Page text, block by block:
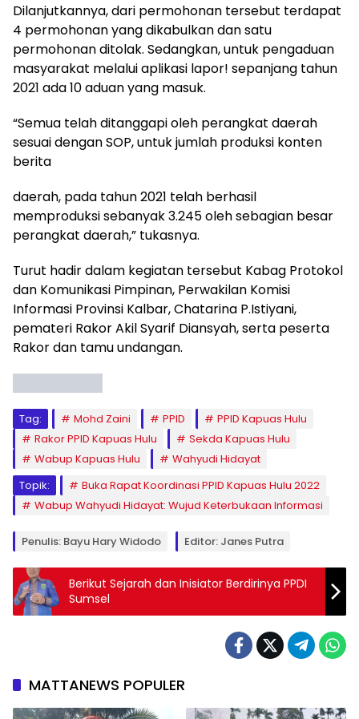
Dilanjutkannya, dari permohonan tersebut terdapat
4 permohonan yang dikabulkan dan satu
permohonan ditolak. Sedangkan, untuk pengaduan
masyarakat melalui aplikasi lapor! sepanjang tahun
2021 ada 10 aduan yang masuk.
“Semua telah ditanggapi oleh perangkat daerah
sesuai dengan SOP, untuk jumlah produksi konten
berita
daerah, pada tahun 2021 telah berhasil
memproduksi sebanyak 3.245 oleh sebagian besar
perangkat daerah,” tukasnya.
Turut hadir dalam kegiatan tersebut Kabag Protokol
dan Komunikasi Pimpinan, Perwakilan Komisi
Informasi Provinsi Kalbar, Chatarina P.Istiyani,
pemateri Rakor Akil Syarif Diansyah, serta peserta
Rakor dan tamu undangan.
Tag: Mohd Zaini PPID
PPID Kapuas Hulu
Rakor PPID Kapuas Hulu
Sekda Kapuas Hulu
Wabup Kapuas Hulu
Wahyudi Hidayat
Topik:
Buka Rapat Koordinasi PPID Kapuas Hulu 2022
Wabup Wahyudi Hidayat: Wujud Keterbukaan Informasi
Penulis: Bayu Hary Widodo Editor: Janes Putra
Berikut Sejarah dan Inisiator Berdirinya PPDI
Sumsel
MATTANEWS POPULER